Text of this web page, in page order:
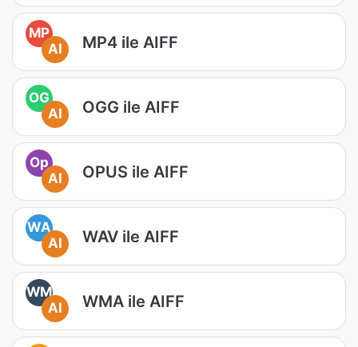
MP
AI
MP4 ile AIFF
OG
AI
OGG ile AIFF
Op
AI
OPUS ile AIFF
WA
AI
WAV ile AIFF
WM
AI
WMA ile AIFF